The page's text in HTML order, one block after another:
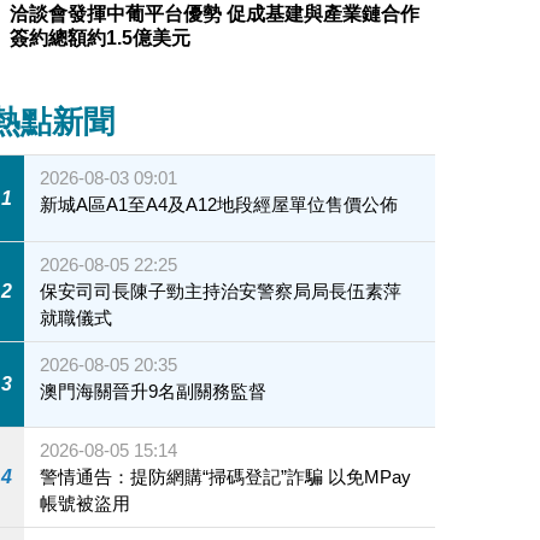
洽談會發揮中葡平台優勢 促成基建與產業鏈合作
簽約總額約1.5億美元
點新聞
1
2026-08-03 09:01
新城A區A1至A4及A12地段經屋單位售價公佈
2
2026-08-05 22:25
保安司司長陳子勁主持治安警察局局長伍素萍
就職儀式
3
2026-08-05 20:35
澳門海關晉升9名副關務監督
4
2026-08-05 15:14
警情通告：提防網購“掃碼登記”詐騙 以免MPay
帳號被盜用